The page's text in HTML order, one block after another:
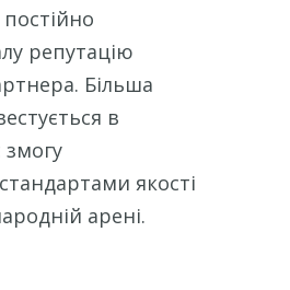
постійно
репутацію
Більша
в
якості
арені.